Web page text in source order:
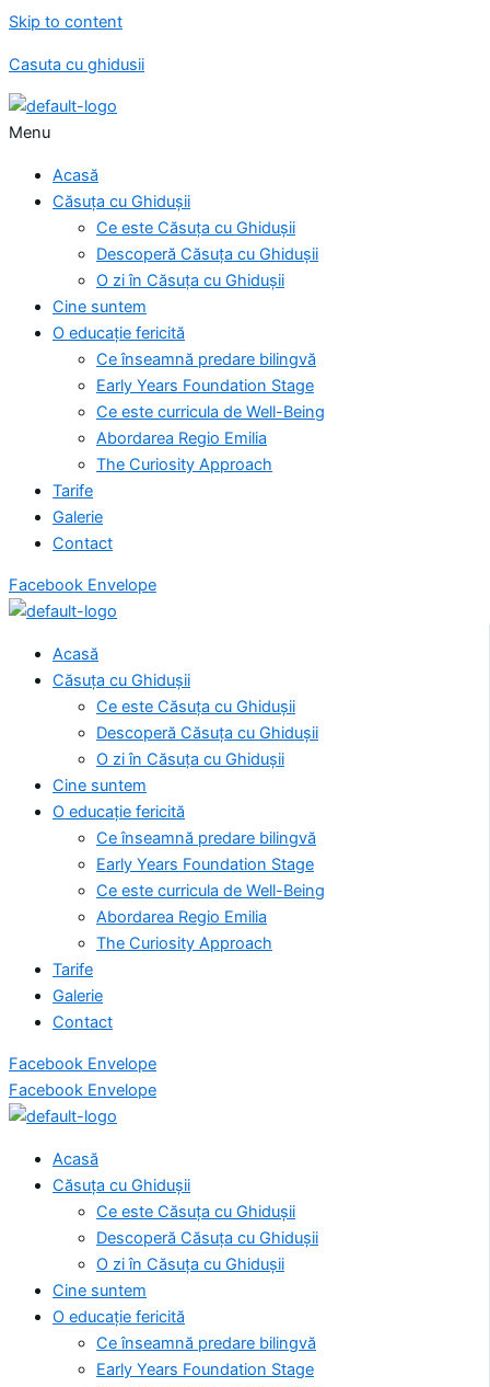
Skip to content
Casuta cu ghidusii
Menu
Acasă
Căsuța cu Ghidușii
Ce este Căsuța cu Ghidușii
Descoperă Căsuța cu Ghidușii
O zi în Căsuța cu Ghidușii
Cine suntem
O educație fericită
Ce înseamnă predare bilingvă
Early Years Foundation Stage
Ce este curricula de Well-Being
Abordarea Regio Emilia
The Curiosity Approach
Tarife
Galerie
Contact
Facebook Envelope
Acasă
Căsuța cu Ghidușii
Ce este Căsuța cu Ghidușii
Descoperă Căsuța cu Ghidușii
O zi în Căsuța cu Ghidușii
Cine suntem
O educație fericită
Ce înseamnă predare bilingvă
Early Years Foundation Stage
Ce este curricula de Well-Being
Abordarea Regio Emilia
The Curiosity Approach
Tarife
Galerie
Contact
Facebook Envelope
Facebook Envelope
Acasă
Căsuța cu Ghidușii
Ce este Căsuța cu Ghidușii
Descoperă Căsuța cu Ghidușii
O zi în Căsuța cu Ghidușii
Cine suntem
O educație fericită
Ce înseamnă predare bilingvă
Early Years Foundation Stage